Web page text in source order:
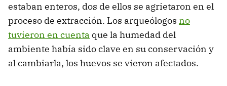
estaban enteros, dos de ellos se agrietaron en el
proceso de extracción. Los arqueólogos no
tuvieron en cuenta que la humedad del
ambiente había sido clave en su conservación y
al cambiarla, los huevos se vieron afectados.